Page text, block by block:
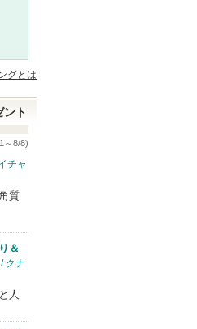
グとは
ント
～8/8)
チャ
質
＆
/ クナ
人